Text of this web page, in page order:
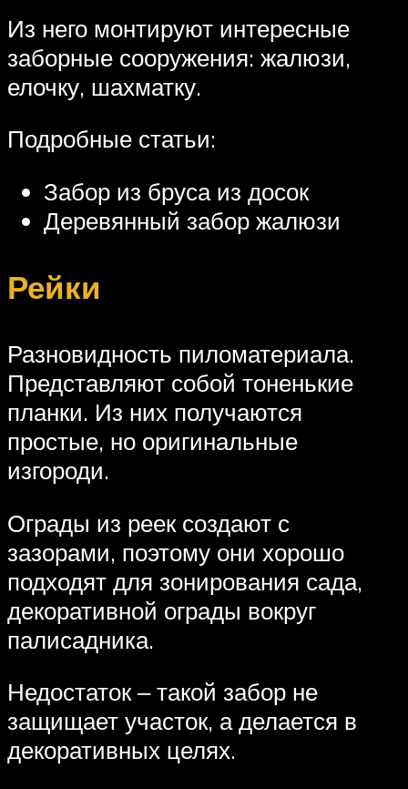
Из него монтируют интересные
заборные сооружения: жалюзи,
елочку, шахматку.
Подробные статьи:
Забор из бруса из досок
Деревянный забор жалюзи
Рейки
Разновидность пиломатериала.
Представляют собой тоненькие
планки. Из них получаются
простые, но оригинальные
изгороди.
Ограды из реек создают с
зазорами, поэтому они хорошо
подходят для зонирования сада,
декоративной ограды вокруг
палисадника.
Недостаток ‒ такой забор не
защищает участок, а делается в
декоративных целях.